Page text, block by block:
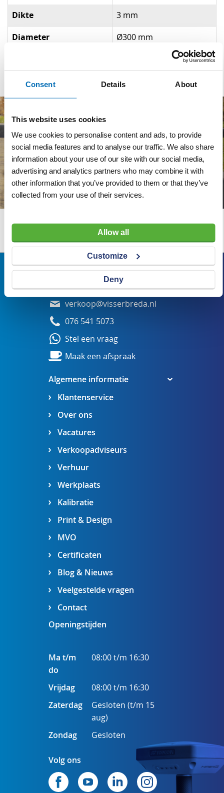
Consent Details About
This website uses cookies
We use cookies to personalise content and ads, to provide
social media features and to analyse our traffic. We also share
information about your use of our site with our social media,
advertising and analytics partners who may combine it with
other information that you’ve provided to them or that they’ve
collected from your use of their services.
Allow all
Customize
Deny
Dikte 3 mm
Diameter Ø300 mm
Wij adviseren u graag
Algemene informatie
Klantenservice
Over ons
Vacatures
Verkoopadviseurs
Verhuur
Werkplaats
Kalibratie
Print & Design
MVO
Certificaten
Blog & Nieuws
Veelgestelde vragen
Contact
Bezoekadres
Veldsteen 25, 4815 PK Breda
verkoop@visserbreda.nl
076 541 5073
Stel een vraag
Maak een afspraak
Openingstijden
Ma t/m
do
08:00 t/m 16:30
Vrijdag
08:00 t/m 16:30
Zaterdag
Gesloten (t/m 15
aug)
Zondag
Gesloten
Volg ons